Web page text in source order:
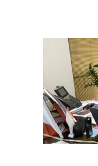
2012
2006